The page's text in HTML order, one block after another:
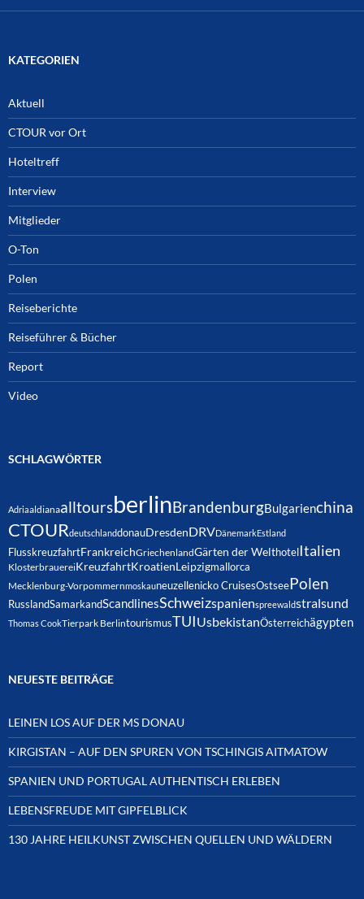
KATEGORIEN
Aktuell
CTOUR vor Ort
Hoteltreff
Interview
Mitglieder
O-Ton
Polen
Reiseberichte
Reiseführer & Bücher
Report
Video
SCHLAGWÖRTER
AdriaaldianaalltoursberlinBrandenburgBulgarienchina
CTOURdeutschlanddonauDresdenDRVDänemarkEstland
FlusskreuzfahrtFrankreichGriechenlandGärten der Welthotel Italien
KlosterbrauereiKreuzfahrtKroatienLeipzigmallorca
Mecklenburg-Vorpommernmoskauneuzellenicko CruisesOstseePolen
RusslandSamarkandScandlinesSchweizspanienspreewaldstralsund
Thomas CookTierpark BerlintourismusTUIUsbekistanÖsterreichägypten
NEUESTE BEITRÄGE
LEINEN LOS AUF DER MS DONAU
KIRGISTAN – AUF DEN SPUREN VON TSCHINGIS AITMATOW
SPANIEN UND PORTUGAL AUTHENTISCH ERLEBEN
LEBENSFREUDE MIT GIPFELBLICK
130 JAHRE HEILKUNST ZWISCHEN QUELLEN UND WÄLDERN